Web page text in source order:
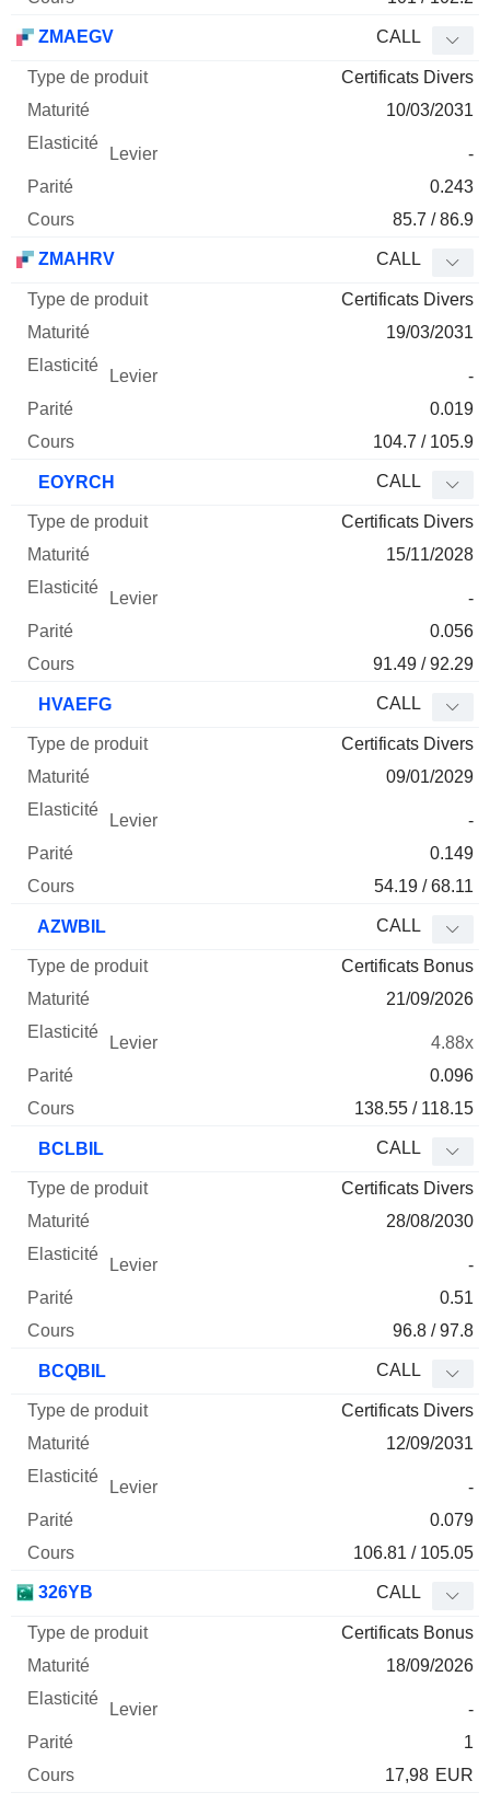
ZMAEGV CALL
Certificats Divers
10/03/2031
-
0.243
85.7 / 86.9
ZMAHRV CALL
Certificats Divers
19/03/2031
-
0.019
104.7 / 105.9
EOYRCH CALL
Certificats Divers
15/11/2028
-
0.056
91.49 / 92.29
HVAEFG CALL
Certificats Divers
09/01/2029
-
0.149
54.19 / 68.11
AZWBIL CALL
Certificats Bonus
21/09/2026
4.88x
0.096
138.55 / 118.15
BCLBIL CALL
Certificats Divers
28/08/2030
-
0.51
96.8 / 97.8
BCQBIL CALL
Certificats Divers
12/09/2031
-
0.079
106.81 / 105.05
326YB CALL
Certificats Bonus
18/09/2026
-
1
17,98 EUR